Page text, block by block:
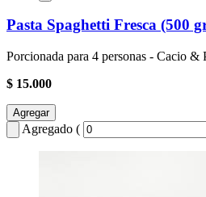
Pasta Spaghetti Fresca (500
Porcionada para 4 personas - Cacio &
$ 15.000
Agregar
Agregado (